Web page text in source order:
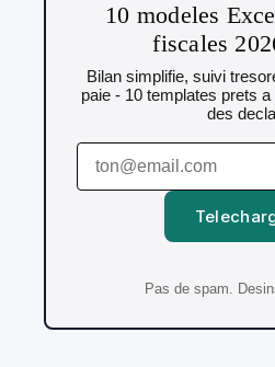
10 modeles
fiscales
Bilan simplifie, suivi
paie - 10 templates prets
des
Pas de spam.